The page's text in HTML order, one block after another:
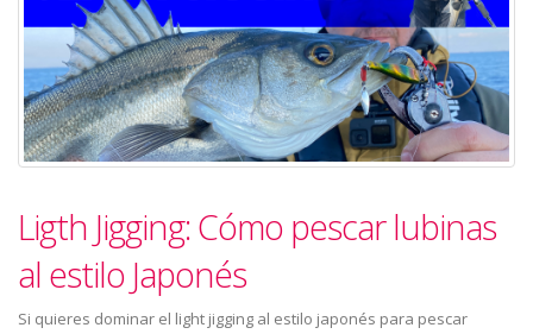
Ligth Jigging: Cómo pescar lubinas
al estilo Japonés
Si quieres dominar el light jigging al estilo japonés para pescar